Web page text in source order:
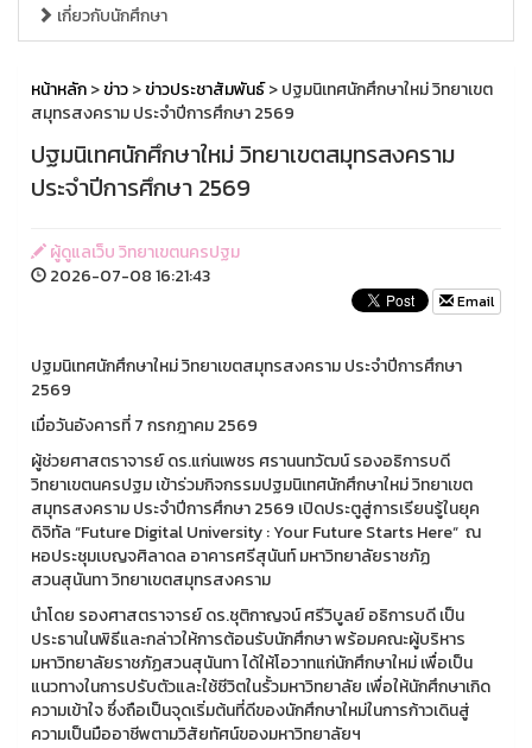
เกี่ยวกับนักศึกษา
หน้าหลัก>ข่าว>ข่าวประชาสัมพันธ์> ปฐมนิเทศนักศึกษาใหม่ วิทยาเขต
สมุทรสงคราม ประจำปีการศึกษา 2569
ปฐมนิเทศนักศึกษาใหม่ วิทยาเขตสมุทรสงคราม
ประจำปีการศึกษา 2569
ผู้ดูแลเว็บ วิทยาเขตนครปฐม
2026-07-08 16:21:43
Email
ปฐมนิเทศนักศึกษาใหม่ วิทยาเขตสมุทรสงคราม ประจำปีการศึกษา
2569
เมื่อวันอังคารที่ 7 กรกฎาคม 2569
ผู้ช่วยศาสตราจารย์ ดร.แก่นเพชร ศรานนทวัฒน์ รองอธิการบดี
วิทยาเขตนครปฐม เข้าร่วมกิจกรรมปฐมนิเทศนักศึกษาใหม่ วิทยาเขต
สมุทรสงคราม ประจำปีการศึกษา 2569 เปิดประตูสู่การเรียนรู้ในยุค
ดิจิทัล “Future Digital University : Your Future Starts Here“ ณ
หอประชุมเบญจศิลาดล อาคารศรีสุนันท์ มหาวิทยาลัยราชภัฏ
สวนสุนันทา วิทยาเขตสมุทรสงคราม
นำโดย รองศาสตราจารย์ ดร.ชุติกาญจน์ ศรีวิบูลย์ อธิการบดี เป็น
ประธานในพิธีและกล่าวให้การต้อนรับนักศึกษา พร้อมคณะผู้บริหาร
มหาวิทยาลัยราชภัฏสวนสุนันทา ได้ให้โอวาทแก่นักศึกษาใหม่ เพื่อเป็น
แนวทางในการปรับตัวและใช้ชีวิตในรั้วมหาวิทยาลัย เพื่อให้นักศึกษาเกิด
ความเข้าใจ ซึ่งถือเป็นจุดเริ่มต้นที่ดีของนักศึกษาใหม่ในการก้าวเดินสู่
ความเป็นมืออาชีพตามวิสัยทัศน์ของมหาวิทยาลัยฯ